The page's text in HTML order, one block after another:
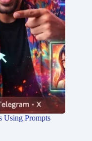
Using Prompts